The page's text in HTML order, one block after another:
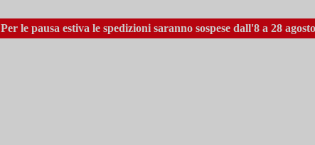
Per le pausa estiva le spedizioni saranno sospese dall'8 a 28